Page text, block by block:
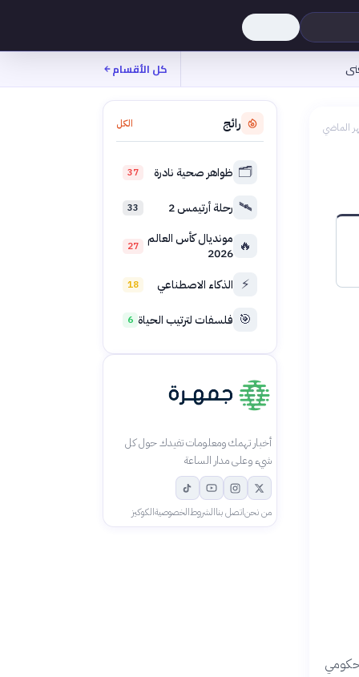
كل الأقسام
الماضي رائج الكل
🗂️ ظواهر صحية نادرة 37
🛰️ رحلة أرتيمس 2 33
🔥 مونديال كأس العالم
2026
27
⚡ الذكاء الاصطناعي 18
🎯 فلسفات لترتيب الحياة 6
أخبار تهمك ومعلومات تفيدك حول كل
شيء وعلى مدار الساعة
من نحناتصل بناالشروطالخصوصيةالكوكيز